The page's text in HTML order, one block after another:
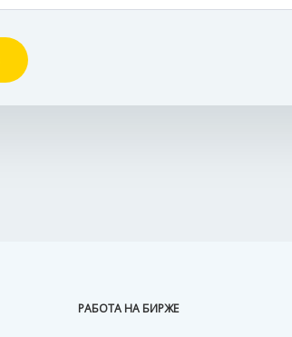
РАБОТА НА БИРЖЕ